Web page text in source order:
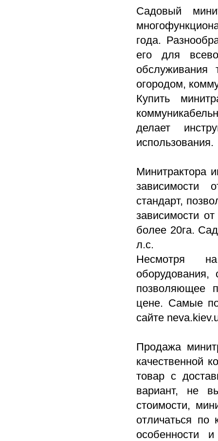
Садовый
года.
его для
обслуживания
огородом,
Купить
делает
использования.
Минитрактора
зависимости
стандарт,
зависимости
более 20га.
л.с.
Несмотря на
оборудования,
позволяющее
цене. Самые
сайте
Продажа
качественной
товар с
вариант, не
стоимости,
отличаться по
особенности